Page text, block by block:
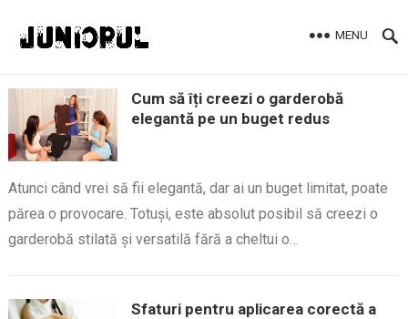
MENU
Cum să îți creezi o garderobă
elegantă pe un buget redus
Atunci când vrei să fii elegantă, dar ai un buget limitat, poate
părea o provocare. Totuși, este absolut posibil să creezi o
garderobă stilată și versatilă fără a cheltui o…
Sfaturi pentru aplicarea corectă a